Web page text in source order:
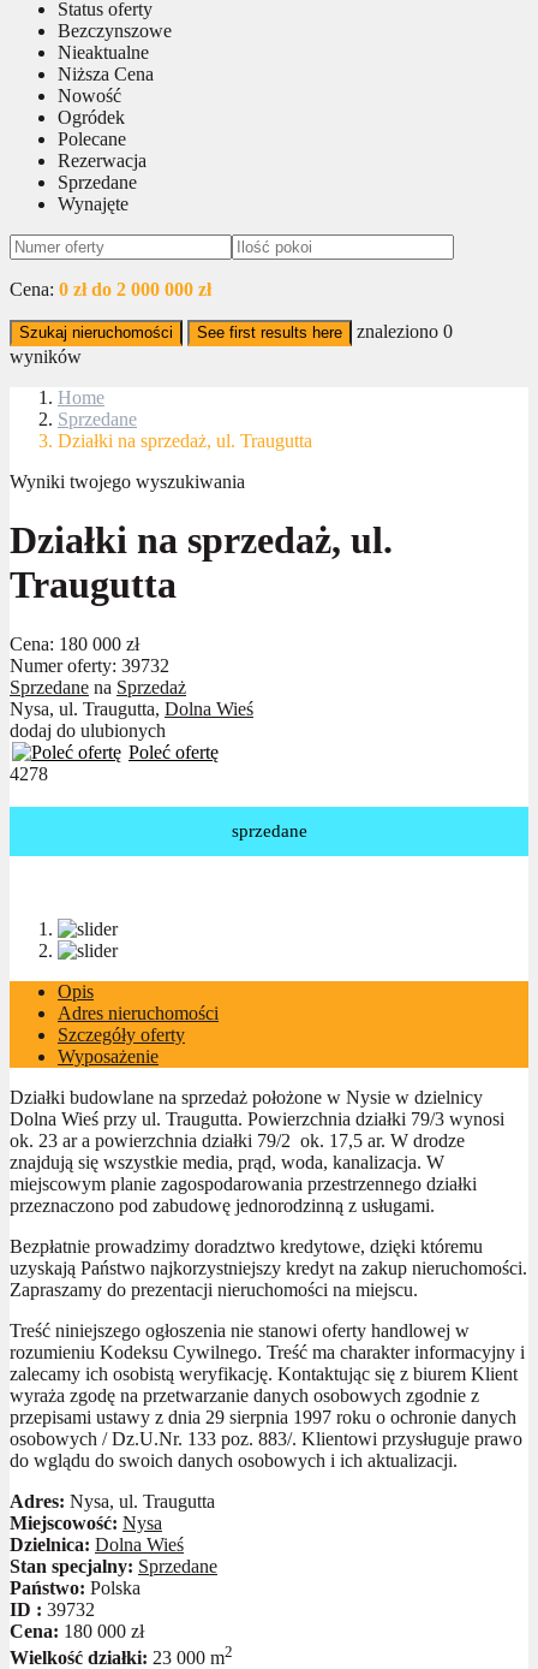
Status oferty
Bezczynszowe
Nieaktualne
Niższa Cena
Nowość
Ogródek
Polecane
Rezerwacja
Sprzedane
Wynajęte
Cena: 0 zł do 2 000 000 zł
Szukaj nieruchomości See first results here znaleziono 0
wyników
Home
Sprzedane
Działki na sprzedaż, ul. Traugutta
Wyniki twojego wyszukiwania
Działki na sprzedaż, ul.
Traugutta
Cena: 180 000 zł
Numer oferty: 39732
Sprzedane na Sprzedaż
Nysa, ul. Traugutta, Dolna Wieś
dodaj do ulubionych
Poleć ofertę
4278
sprzedane
Opis
Adres nieruchomości
Szczegóły oferty
Wyposażenie
Działki budowlane na sprzedaż położone w Nysie w dzielnicy
Dolna Wieś przy ul. Traugutta. Powierzchnia działki 79/3 wynosi
ok. 23 ar a powierzchnia działki 79/2 ok. 17,5 ar. W drodze
znajdują się wszystkie media, prąd, woda, kanalizacja. W
miejscowym planie zagospodarowania przestrzennego działki
przeznaczono pod zabudowę jednorodzinną z usługami.
Bezpłatnie prowadzimy doradztwo kredytowe, dzięki któremu
uzyskają Państwo najkorzystniejszy kredyt na zakup nieruchomości.
Zapraszamy do prezentacji nieruchomości na miejscu.
Treść niniejszego ogłoszenia nie stanowi oferty handlowej w
rozumieniu Kodeksu Cywilnego. Treść ma charakter informacyjny i
zalecamy ich osobistą weryfikację. Kontaktując się z biurem Klient
wyraża zgodę na przetwarzanie danych osobowych zgodnie z
przepisami ustawy z dnia 29 sierpnia 1997 roku o ochronie danych
osobowych / Dz.U.Nr. 133 poz. 883/. Klientowi przysługuje prawo
do wglądu do swoich danych osobowych i ich aktualizacji.
Adres: Nysa, ul. Traugutta
Miejscowość: Nysa
Dzielnica: Dolna Wieś
Stan specjalny: Sprzedane
Państwo: Polska
ID : 39732
Cena: 180 000 zł
Wielkość działki: 23 000 m2